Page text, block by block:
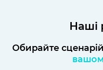
Наші
Обирайте